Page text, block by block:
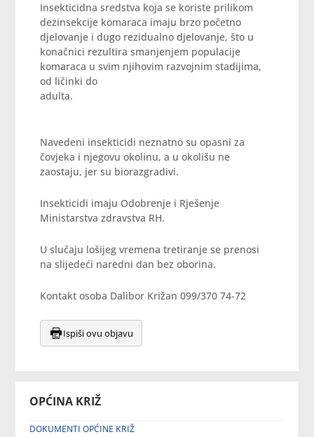
OPĆINA KRIŽ
DOKUMENTI OPĆINE KRIŽ
Insekticidna sredstva koja se koriste prilikom
dezinsekcije komaraca imaju brzo početno
djelovanje i dugo rezidualno djelovanje, što u
konačnici rezultira smanjenjem populacije
komaraca u svim njihovim razvojnim stadijima,
od ličinki do
adulta.
Navedeni insekticidi neznatno su opasni za
čovjeka i njegovu okolinu, a u okolišu ne
zaostaju, jer su biorazgradivi.
Insekticidi imaju Odobrenje i Rješenje
Ministarstva zdravstva RH.
U slučaju lošijeg vremena tretiranje se prenosi
na slijedeći naredni dan bez oborina.
Kontakt osoba Dalibor Križan 099/370 74-72
Ispiši ovu objavu